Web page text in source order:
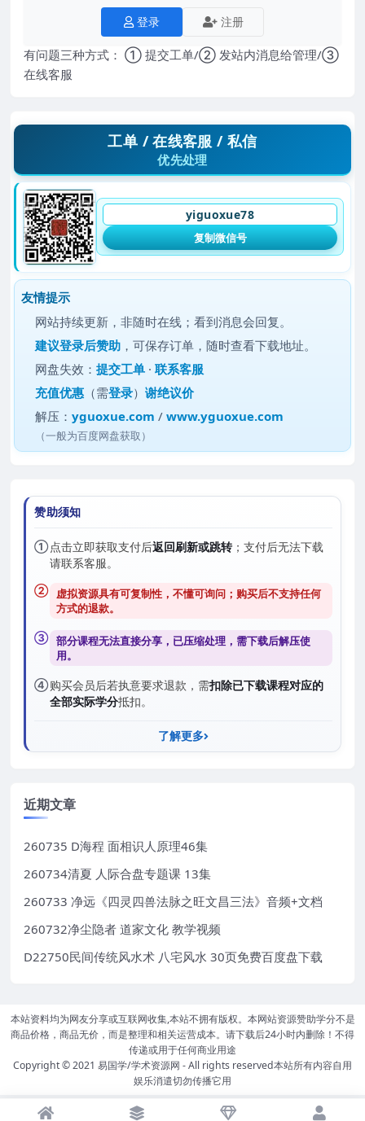
登录 注册
有问题三种方式： ① 提交工单/② 发站内消息给管理/③
在线客服
工单 / 在线客服 / 私信
优先处理
yiguoxue78
复制微信号
友情提示
网站持续更新，非随时在线；看到消息会回复。
建议登录后赞助 ，可保存订单，随时查看下载地址。
网盘失效：提交工单 ·联系客服
充值优惠 （需登录）谢绝议价
解压：yguoxue.com /www.yguoxue.com
（一般为百度网盘获取）
赞助须知
① 点击立即获取支付后返回刷新或跳转；支付后无法下载
请联系客服。
② 虚拟资源具有可复制性，不懂可询问；购买后不支持任何
方式的退款。
③ 部分课程无法直接分享，已压缩处理，需下载后解压使
用。
④购买会员后若执意要求退款，需扣除已下载课程对应的
全部实际学分抵扣。
了解更多
近期文章
260735 D海程 面相识人原理46集
260734清夏 人际合盘专题课 13集
260733 净远《四灵四兽法脉之旺文昌三法》音频+文档
260732净尘隐者 道家文化 教学视频
D22750民间传统风水术 八宅风水 30页免费百度盘下载
本站资料均为网友分享或互联网收集,本站不拥有版权。本网站资源赞助学分不是
商品价格，商品无价，而是整理和相关运营成本。请下载后24小时内删除！不得
传递或用于任何商业用途
Copyright © 2021 易国学/学术资源网 - All rights reserved本站所有内容自用
娱乐消遣切勿传播它用